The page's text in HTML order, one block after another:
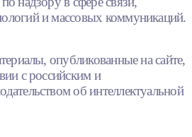
и массовых коммуникаций.
опубликованные на сайте,
с российским и
об интеллектуальной